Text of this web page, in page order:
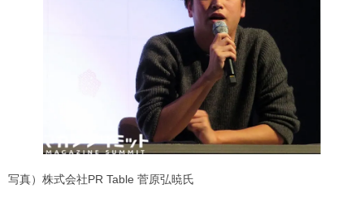
写真）株式会社PR Table 菅原弘暁氏